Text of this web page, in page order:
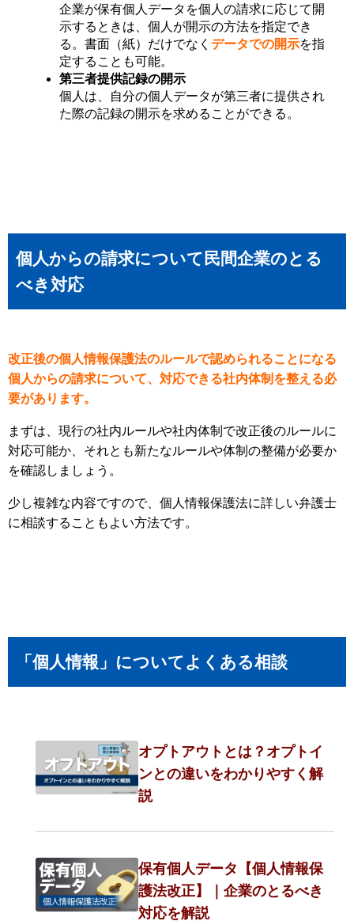
企業が保有個人データを個人の請求に応じて開
示するときは、個人が開示の方法を指定でき
る。書面（紙）だけでなく データでの開示を指
定することも可能。
第三者提供記録の開示
個人は、自分の個人データが第三者に提供され
た際の記録の開示を求めることができる。
個人からの請求について民間企業のとる
べき対応
改正後の個人情報保護法のルールで認められることになる
個人からの請求について、対応できる社内体制を整える必
要があります。
まずは、現行の社内ルールや社内体制で改正後のルールに
対応可能か、それとも新たなルールや体制の整備が必要か
を確認しましょう。
少し複雑な内容ですので、個人情報保護法に詳しい弁護士
に相談することもよい方法です。
「個人情報」についてよくある相談
オプトアウトとは？オプトイ
ンとの違いをわかりやすく解
説
保有個人データ【個人情報保
護法改正】｜企業のとるべき
対応を解説